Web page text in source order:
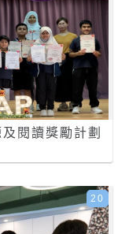
閱讀獎勵計劃
20